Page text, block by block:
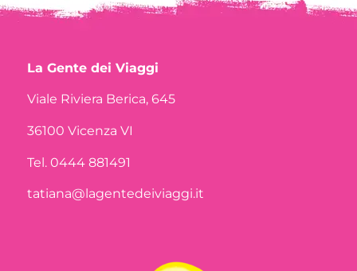
La Gente dei Viaggi
Viale Riviera Berica, 645
36100 Vicenza VI
Tel. 0444 881491
tatiana@lagentedeiviaggi.it